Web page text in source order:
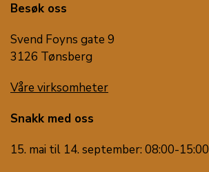
Besøk oss
Svend Foyns gate 9
3126 Tønsberg
Våre virksomheter
Snakk med oss
15. mai til 14. september: 08:00-15:00